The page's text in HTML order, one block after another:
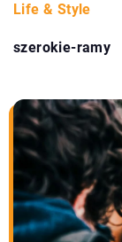
Life & Style
szerokie-ramy